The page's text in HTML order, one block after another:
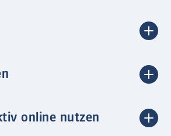
online nutzen